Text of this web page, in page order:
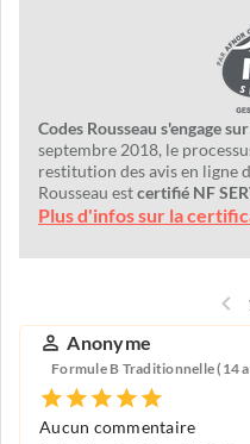
Codes Rousseau s'engage
septembre 2018, le
restitution des avis en ligne
Rousseau estcertifié NF
Plus d'infos sur la
Anonyme
Formule B Traditionnelle (14
Aucun commentaire